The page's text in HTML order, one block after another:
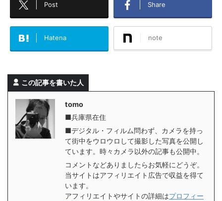
Post Share
Hatena note
この記事を書いた人
tomo
■兵庫県在住
■デジタル・フィルム問わず、カメラを持っ
て街中をウロウロして撮影した写真を公開し
ています。時々カメラ以外の記事も公開中。
コメントなどありましたらお気軽にどうぞ。
当サイトはアフィリエイト広告で収益を得て
います。
アフィリエイトやサイトの詳細はプロフィー